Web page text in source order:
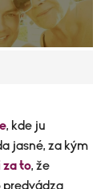
, kde ju
jasné, za kým
za to, že
predvádza